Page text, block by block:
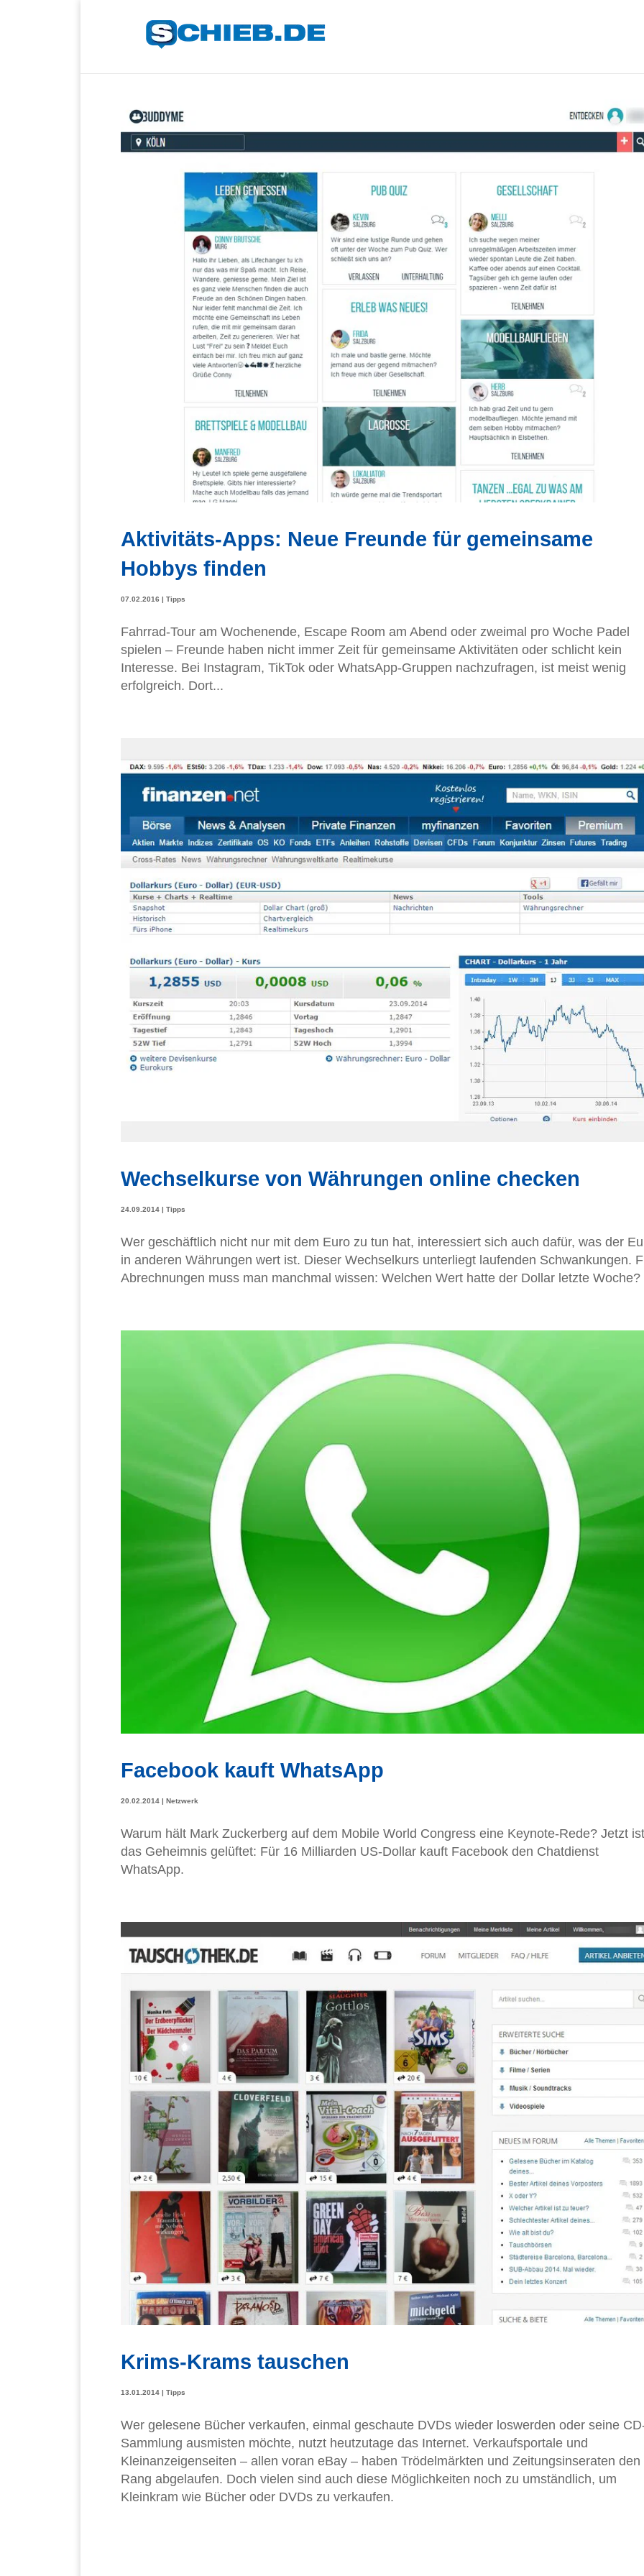
Aktivitäts-Apps: Neue Freunde für gemeinsame
Hobbys finden
07.02.2016 | Tipps
Fahrrad-Tour am Wochenende, Escape Room am Abend oder zweimal pro Woche Padel
spielen – Freunde haben nicht immer Zeit für gemeinsame Aktivitäten oder schlicht kein
Interesse. Bei Instagram, TikTok oder WhatsApp-Gruppen nachzufragen, ist meist wenig
erfolgreich. Dort...
Wechselkurse von Währungen online checken
24.09.2014 | Tipps
Wer geschäftlich nicht nur mit dem Euro zu tun hat, interessiert sich auch dafür, was der
in anderen Währungen wert ist. Dieser Wechselkurs unterliegt laufenden Schwankungen.
Abrechnungen muss man manchmal wissen: Welchen Wert hatte der Dollar letzte Woche?
Facebook kauft WhatsApp
20.02.2014 | Netzwerk
Warum hält Mark Zuckerberg auf dem Mobile World Congress eine Keynote-Rede? Jetzt ist
das Geheimnis gelüftet: Für 16 Milliarden US-Dollar kauft Facebook den Chatdienst
WhatsApp.
Krims-Krams tauschen
13.01.2014 | Tipps
Wer gelesene Bücher verkaufen, einmal geschaute DVDs wieder loswerden oder seine
Sammlung ausmisten möchte, nutzt heutzutage das Internet. Verkaufsportale und
Kleinanzeigenseiten – allen voran eBay – haben Trödelmärkten und Zeitungsinseraten den
Rang abgelaufen. Doch vielen sind auch diese Möglichkeiten noch zu umständlich, um
Kleinkram wie Bücher oder DVDs zu verkaufen.